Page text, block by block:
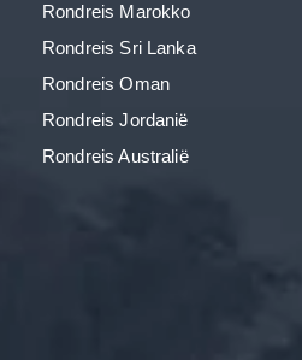
Rondreis Marokko
Rondreis Sri Lanka
Rondreis Oman
Rondreis Jordanië
Rondreis Australië